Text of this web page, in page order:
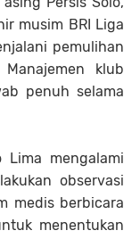
musim BRI Liga
pemulihan
klub
penuh selama
Lima mengalami
observasi
medis berbicara
menentukan